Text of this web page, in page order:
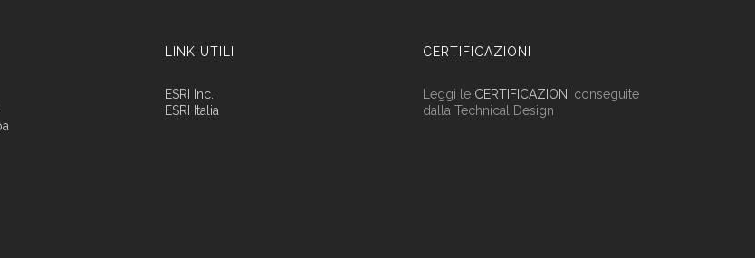
LINK UTILI
ESRI Inc.
ESRI Italia
CERTIFICAZIONI
Leggi le CERTIFICAZIONI
conseguite
dalla Technical Design